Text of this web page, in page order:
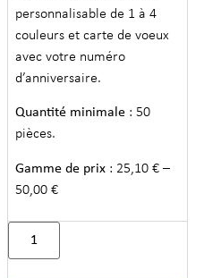
personnalisable de 1 à 4
couleurs et carte de voeux
avec votre numéro
d’anniversaire.
Quantité minimale : 50
pièces.
Gamme de prix : 25,10 € –
50,00 €